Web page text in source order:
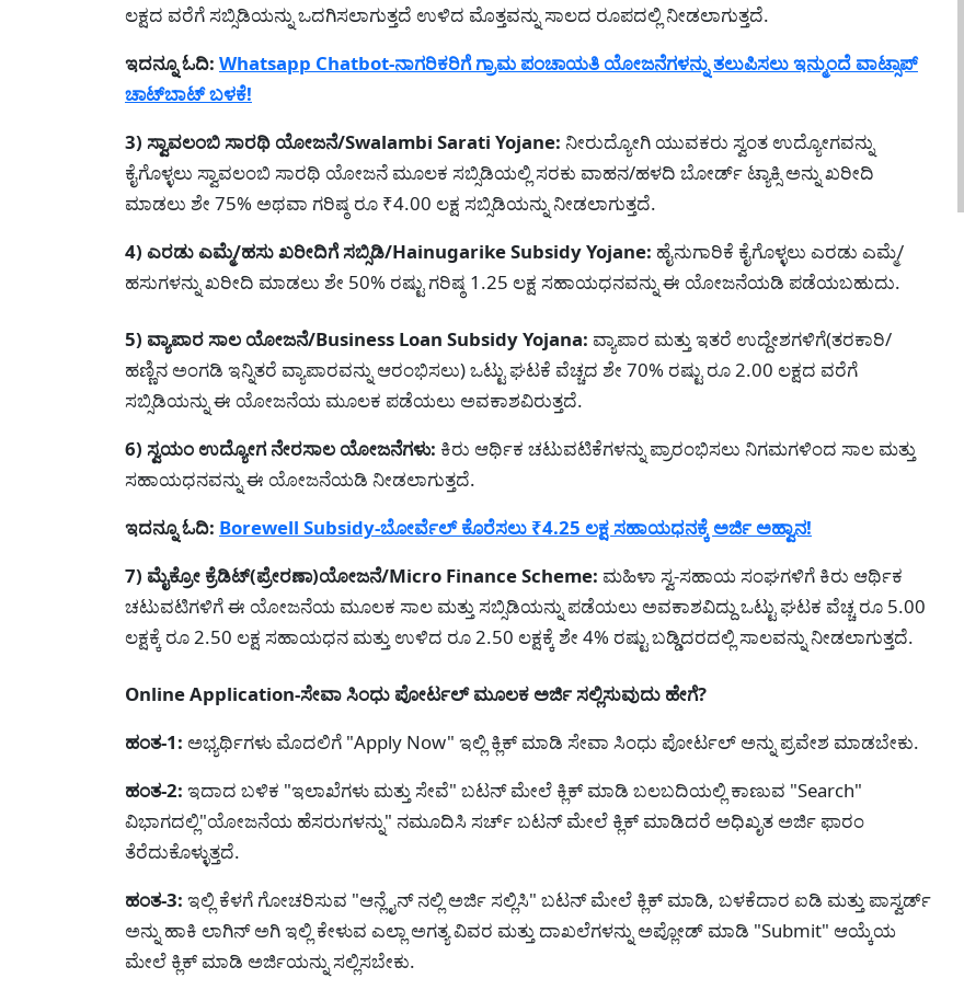
ಲಕ್ಷದ ವರೆಗೆ ಸಬ್ಸಿಡಿಯನ್ನು ಒದಗಿಸಲಾಗುತ್ತದೆ ಉಳಿದ ಮೊತ್ತವನ್ನು ಸಾಲದ ರೂಪದಲ್ಲಿ ನೀಡಲಾಗುತ್ತದೆ.
ಇದನ್ನೂ ಓದಿ: Whatsapp Chatbot-ನಾಗರಿಕರಿಗೆ ಗ್ರಾಮ ಪಂಚಾಯತಿ ಯೋಜನೆಗಳನ್ನು ತಲುಪಿಸಲು ಇನ್ಮುಂದೆ ವಾಟ್ಸಾಪ್
ಚಾಟ್‌ಬಾಟ್‌ ಬಳಕೆ!
3) ಸ್ವಾವಲಂಬಿ ಸಾರಥಿ ಯೋಜನೆ/Swalambi Sarati Yojane: ನೀರುದ್ಯೋಗಿ ಯುವಕರು ಸ್ವಂತ ಉದ್ಯೋಗವನ್ನು
ಕೈಗೊಳ್ಳಲು ಸ್ವಾವಲಂಬಿ ಸಾರಥಿ ಯೋಜನೆ ಮೂಲಕ ಸಬ್ಸಿಡಿಯಲ್ಲಿ ಸರಕು ವಾಹನ/ಹಳದಿ ಬೋರ್ಡ್ ಟ್ಯಾಕ್ಸಿ ಅನ್ನು ಖರೀದಿ
ಮಾಡಲು ಶೇ 75% ಅಥವಾ ಗರಿಷ್ಠ ರೂ ₹4.00 ಲಕ್ಷ ಸಬ್ಸಿಡಿಯನ್ನು ನೀಡಲಾಗುತ್ತದೆ.
4) ಎರಡು ಎಮ್ಮೆ/ಹಸು ಖರೀದಿಗೆ ಸಬ್ಸಿಡಿ/Hainugarike Subsidy Yojane: ಹೈನುಗಾರಿಕೆ ಕೈಗೊಳ್ಳಲು ಎರಡು ಎಮ್ಮೆ/
ಹಸುಗಳನ್ನು ಖರೀದಿ ಮಾಡಲು ಶೇ 50% ರಷ್ಟು ಗರಿಷ್ಠ 1.25 ಲಕ್ಷ ಸಹಾಯಧನವನ್ನು ಈ ಯೋಜನೆಯಡಿ ಪಡೆಯಬಹುದು.
5) ವ್ಯಾಪಾರ ಸಾಲ ಯೋಜನೆ/Business Loan Subsidy Yojana: ವ್ಯಾಪಾರ ಮತ್ತು ಇತರೆ ಉದ್ದೇಶಗಳಿಗೆ(ತರಕಾರಿ/
ಹಣ್ಣಿನ ಅಂಗಡಿ ಇನ್ನಿತರೆ ವ್ಯಾಪಾರವನ್ನು ಆರಂಭಿಸಲು) ಒಟ್ಟು ಘಟಕೆ ವೆಚ್ಚದ ಶೇ 70% ರಷ್ಟು ರೂ 2.00 ಲಕ್ಷದ ವರೆಗೆ
ಸಬ್ಸಿಡಿಯನ್ನು ಈ ಯೋಜನೆಯ ಮೂಲಕ ಪಡೆಯಲು ಅವಕಾಶವಿರುತ್ತದೆ.
6) ಸ್ವಯಂ ಉದ್ಯೋಗ ನೇರಸಾಲ ಯೋಜನೆಗಳು: ಕಿರು ಆರ್ಥಿಕ ಚಟುವಟಿಕೆಗಳನ್ನು ಪ್ರಾರಂಭಿಸಲು ನಿಗಮಗಳಿಂದ ಸಾಲ ಮತ್ತು
ಸಹಾಯಧನವನ್ನು ಈ ಯೋಜನೆಯಡಿ ನೀಡಲಾಗುತ್ತದೆ.
ಇದನ್ನೂ ಓದಿ: Borewell Subsidy-ಬೋರ್ವೆಲ್ ಕೊರೆಸಲು ₹4.25 ಲಕ್ಷ ಸಹಾಯಧನಕ್ಕೆ ಅರ್ಜಿ ಅಹ್ವಾನ!
7) ಮೈಕ್ರ‍ೋ ಕ್ರೆಡಿಟ್(ಪ್ರೇರಣಾ)ಯೋಜನೆ/Micro Finance Scheme: ಮಹಿಳಾ ಸ್ವ-ಸಹಾಯ ಸಂಘಗಳಿಗೆ ಕಿರು ಆರ್ಥಿಕ
ಚಟುವಟಿಗಳಿಗೆ ಈ ಯೋಜನೆಯ ಮೂಲಕ ಸಾಲ ಮತ್ತು ಸಬ್ಸಿಡಿಯನ್ನು ಪಡೆಯಲು ಅವಕಾಶವಿದ್ದು ಒಟ್ಟು ಘಟಕ ವೆಚ್ಚ ರೂ 5.00
ಲಕ್ಷಕ್ಕೆ ರೂ 2.50 ಲಕ್ಷ ಸಹಾಯಧನ ಮತ್ತು ಉಳಿದ ರೂ 2.50 ಲಕ್ಷಕ್ಕೆ ಶೇ 4% ರಷ್ಟು ಬಡ್ಡಿದರದಲ್ಲಿ ಸಾಲವನ್ನು ನೀಡಲಾಗುತ್ತದೆ.
Online Application-ಸೇವಾ ಸಿಂಧು ಪೋರ್ಟಲ್ ಮೂಲಕ ಅರ್ಜಿ ಸಲ್ಲಿಸುವುದು ಹೇಗೆ?
ಹಂತ-1: ಅಭ್ಯರ್ಥಿಗಳು ಮೊದಲಿಗೆ "Apply Now" ಇಲ್ಲಿ ಕ್ಲಿಕ್ ಮಾಡಿ ಸೇವಾ ಸಿಂಧು ಪೋರ್ಟಲ್ ಅನ್ನು ಪ್ರವೇಶ ಮಾಡಬೇಕು.
ಹಂತ-2: ಇದಾದ ಬಳಿಕ "ಇಲಾಖೆಗಳು ಮತ್ತು ಸೇವೆ" ಬಟನ್ ಮೇಲೆ ಕ್ಲಿಕ್ ಮಾಡಿ ಬಲಬದಿಯಲ್ಲಿ ಕಾಣುವ "Search"
ವಿಭಾಗದಲ್ಲಿ"ಯೋಜನೆಯ ಹೆಸರುಗಳನ್ನು" ನಮೂದಿಸಿ ಸರ್ಚ್ ಬಟನ್ ಮೇಲೆ ಕ್ಲಿಕ್ ಮಾಡಿದರೆ ಅಧಿಖೃತ ಅರ್ಜಿ ಫಾರಂ
ತೆರೆದುಕೊಳ್ಳುತ್ತದೆ.
ಹಂತ-3: ಇಲ್ಲಿ ಕೆಳಗೆ ಗೋಚರಿಸುವ "ಆನ್ಲೈನ್ ನಲ್ಲಿ ಅರ್ಜಿ ಸಲ್ಲಿಸಿ" ಬಟನ್ ಮೇಲೆ ಕ್ಲಿಕ್ ಮಾಡಿ, ಬಳಕೆದಾರ ಐಡಿ ಮತ್ತು ಪಾಸ್ವರ್ಡ್
ಅನ್ನು ಹಾಕಿ ಲಾಗಿನ್ ಅಗಿ ಇಲ್ಲಿ ಕೇಳುವ ಎಲ್ಲಾ ಅಗತ್ಯ ವಿವರ ಮತ್ತು ದಾಖಲೆಗಳನ್ನು ಅಪ್ಲೋಡ್ ಮಾಡಿ "Submit" ಆಯ್ಕೆಯ
ಮೇಲೆ ಕ್ಲಿಕ್ ಮಾಡಿ ಅರ್ಜಿಯನ್ನು ಸಲ್ಲಿಸಬೇಕು.